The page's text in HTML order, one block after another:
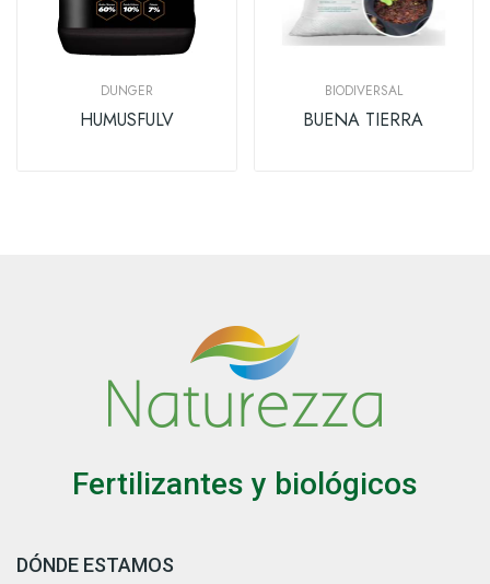
DUNGER
HUMUSFULV
BIODIVERSAL
BUENA TIERRA
Fertilizantes y biológicos
DÓNDE ESTAMOS